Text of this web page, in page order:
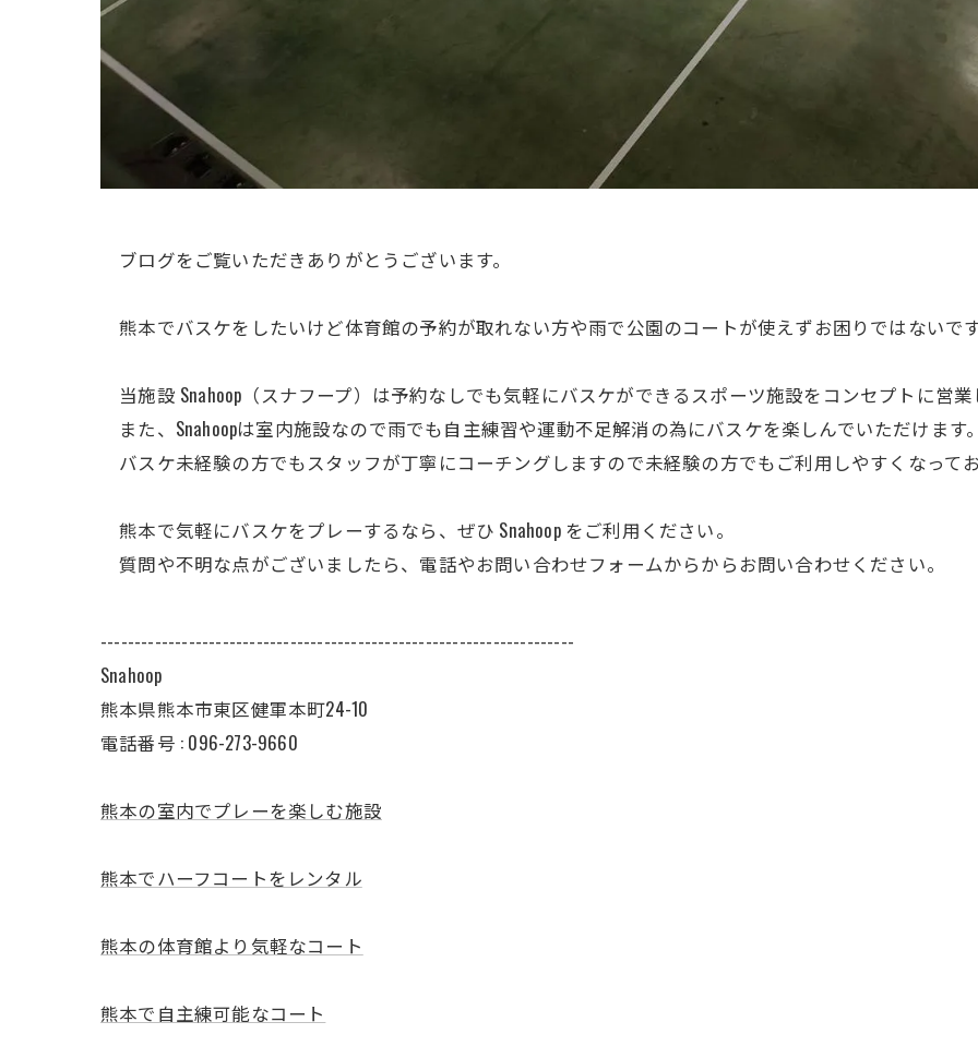
ブログをご覧いただきありがとうございます。
熊本でバスケをしたいけど体育館の予約が取れない方や雨で公園のコートが使えずお困りではないで
当施設 Snahoop（スナフープ）は予約なしでも気軽にバスケができるスポーツ施設をコンセプトに営業
また、Snahoopは室内施設なので雨でも自主練習や運動不足解消の為にバスケを楽しんでいただけます。
バスケ未経験の方でもスタッフが丁寧にコーチングしますので未経験の方でもご利用しやすくなってお
熊本で気軽にバスケをプレーするなら、ぜひ Snahoop をご利用ください。
質問や不明な点がございましたら、電話やお問い合わせフォームからからお問い合わせください。
----------------------------------------------------------------------
Snahoop
熊本県熊本市東区健軍本町24-10
電話番号 : 096-273-9660
熊本の室内でプレーを楽しむ施設
熊本でハーフコートをレンタル
熊本の体育館より気軽なコート
熊本で自主練可能なコート